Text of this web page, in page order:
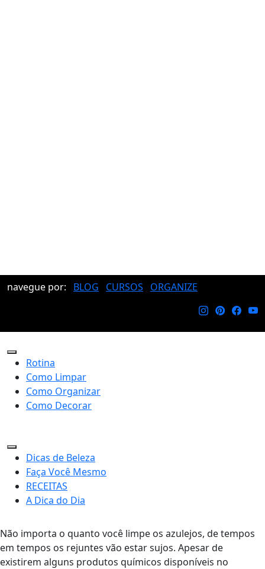
navegue por: BLOG CURSOS ORGANIZE
Rotina
Como Limpar
Como Organizar
Como Decorar
Dicas de Beleza
Faça Você Mesmo
RECEITAS
A Dica do Dia
Não importa o quanto você limpe os azulejos, de tempos
em tempos os rejuntes vão estar sujos. Apesar de
existirem alguns produtos químicos disponíveis no